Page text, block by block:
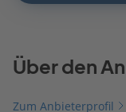
Über den
Zum Anbieterprofil